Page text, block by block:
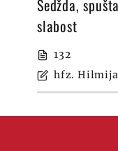
Sedžda,
slabost
132
hfz.